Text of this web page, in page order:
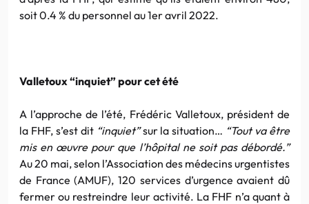
soit 0.4 % du personnel au 1er avril 2022.
Valletoux “inquiet” pour cet été
A l’approche de l’été, Frédéric Valletoux, président de
la FHF, s’est dit “inquiet”sur la situation… “Tout va être
mis en œuvre pour que l’hôpital ne soit pas débordé.”
Au 20 mai, selon l’Association des médecins urgentistes
de France (AMUF), 120 services d’urgence avaient dû
fermer ou restreindre leur activité. La FHF n’a quant à